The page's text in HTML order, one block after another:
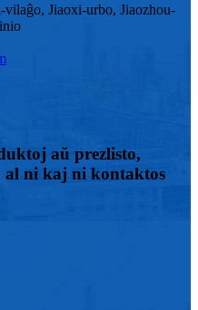
Jiaoxi-urbo, Jiaozhou-
aŭ prezlisto,
al ni kaj ni kontaktos